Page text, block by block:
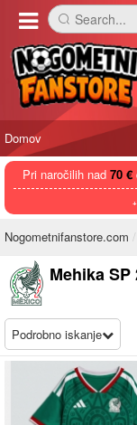
󰅼 Search...
Domov
Pri naročilih nad 70 €
Nogometnifanstore.com
Mehika
Podrobno iskanje